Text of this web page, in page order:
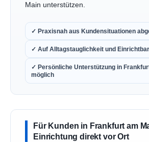
Main unterstützen.
✓ Praxisnah aus Kundensituationen
✓ Auf Alltagstauglichkeit und
✓ Persönliche Unterstützung in
möglich
Für Kunden in Frankfurt am
Einrichtung direkt vor Ort